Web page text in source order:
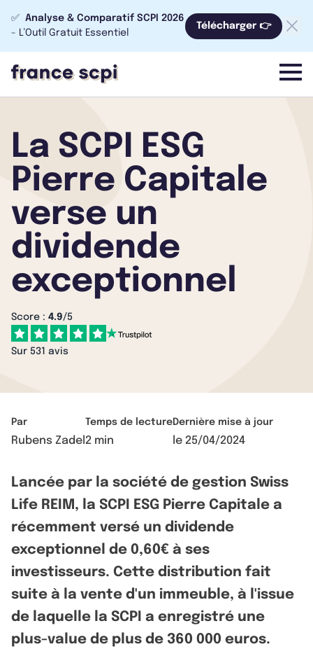
✅ Analyse & Comparatif SCPI 2026
- L’Outil Gratuit Essentiel
Télécharger 👉
menu
La SCPI ESG
Pierre Capitale
verse un
dividende
exceptionnel
Score : 4.9/5
Sur 531 avis
Par
Rubens Zadel
Temps de lecture
2 min
Dernière mise à jour
le 25/04/2024
Lancée par la société de gestion Swiss
Life REIM, la SCPI ESG Pierre Capitale a
récemment versé un dividende
exceptionnel de 0,60€ à ses
investisseurs. Cette distribution fait
suite à la vente d'un immeuble, à l'issue
de laquelle la SCPI a enregistré une
plus-value de plus de 360 000 euros.